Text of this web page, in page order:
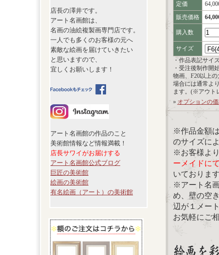
店長の澤井です。
アート名画館は、
名画の油絵複製画専門店です。
一人でも多くのお客様の元へ
素敵な絵画を届けていきたい
と思いますので、
宜しくお願いします！
アート名画館の作品のこと
美術館情報など情報満載！
店長サワイがお届けする
アート名画館公式ブログ
巨匠の美術館
絵画の美術館
有名絵画（アート）の美術館
定価
販売価格
購入数
サイズ
・作品表記サイ
・受注後制作開
物画、F20以上
場合には通常よ
ます。(※アウト
» オプションの
※作品金額
のサイズに
※お客様よ
ーメイドに
いておりま
※アート名
め、壁の空
辺が１メー
お気軽にご